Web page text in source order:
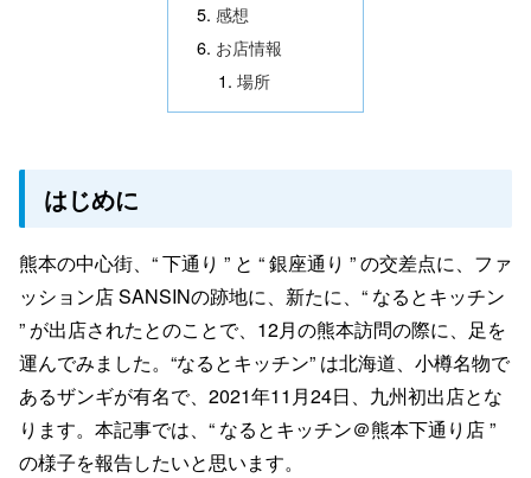
感想
お店情報
場所
はじめに
熊本の中心街、“ 下通り ” と “ 銀座通り ” の交差点に、ファ
ッション店 SANSINの跡地に、新たに、“ なるとキッチン
” が出店されたとのことで、12月の熊本訪問の際に、足を
運んでみました。“なるとキッチン” は北海道、小樽名物で
あるザンギが有名で、2021年11月24日、九州初出店とな
ります。本記事では、“ なるとキッチン＠熊本下通り店 ”
の様子を報告したいと思います。